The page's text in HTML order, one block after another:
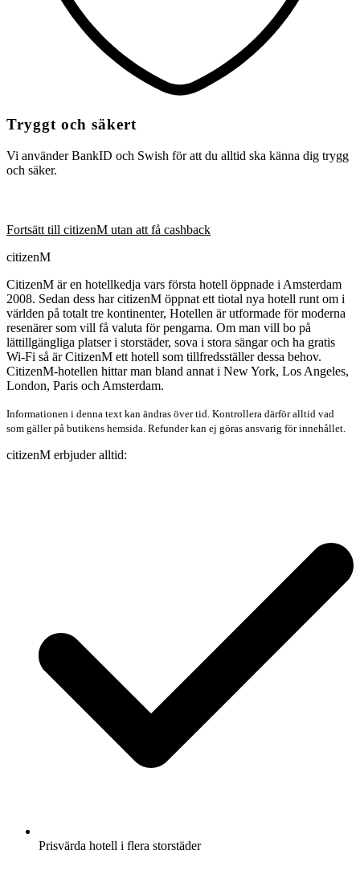
Tryggt och säkert
Vi använder BankID och Swish för att du alltid ska känna dig trygg
och säker.
Fortsätt till citizenM utan att få cashback
citizenM
CitizenM är en hotellkedja vars första hotell öppnade i Amsterdam
2008. Sedan dess har citizenM öppnat ett tiotal nya hotell runt om i
världen på totalt tre kontinenter, Hotellen är utformade för moderna
resenärer som vill få valuta för pengarna. Om man vill bo på
lättillgängliga platser i storstäder, sova i stora sängar och ha gratis
Wi-Fi så är CitizenM ett hotell som tillfredsställer dessa behov.
CitizenM-hotellen hittar man bland annat i New York, Los Angeles,
London, Paris och Amsterdam.
Informationen i denna text kan ändras över tid. Kontrollera därför alltid vad
som gäller på butikens hemsida. Refunder kan ej göras ansvarig för innehållet.
citizenM erbjuder alltid:
Prisvärda hotell i flera storstäder